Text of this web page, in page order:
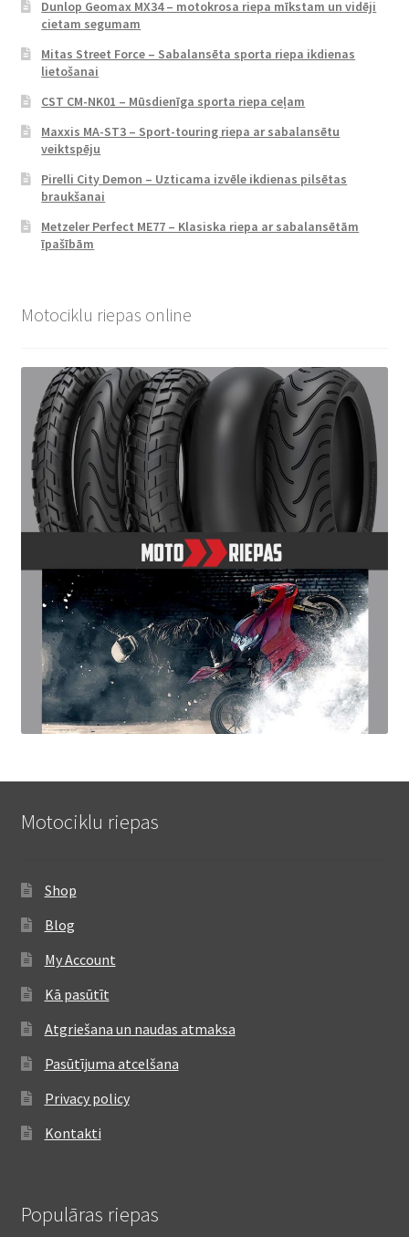
Dunlop Geomax MX34 – motokrosa riepa mīkstam un vidēji
cietam segumam
Mitas Street Force – Sabalansēta sporta riepa ikdienas
lietošanai
CST CM-NK01 – Mūsdienīga sporta riepa ceļam
Maxxis MA-ST3 – Sport-touring riepa ar sabalansētu
veiktspēju
Pirelli City Demon – Uzticama izvēle ikdienas pilsētas
braukšanai
Metzeler Perfect ME77 – Klasiska riepa ar sabalansētām
īpašībām
Motociklu riepas online
Motociklu riepas
Shop
Blog
My Account
Kā pasūtīt
Atgriešana un naudas atmaksa
Pasūtījuma atcelšana
Privacy policy
Kontakti
Populāras riepas